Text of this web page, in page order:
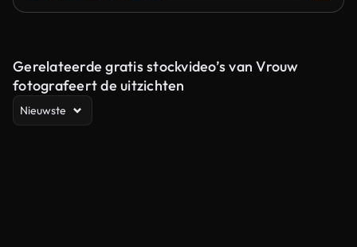
Gerelateerde gratis stockvideo’s van Vrouw
fotografeert de uitzichten
Nieuwste